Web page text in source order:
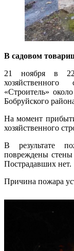
В садовом
21 ноября в
«Строитель»
Бобруйского
На момент
хозяйственного
В результате
повреждены
Пострадавших нет.
Причина пожара